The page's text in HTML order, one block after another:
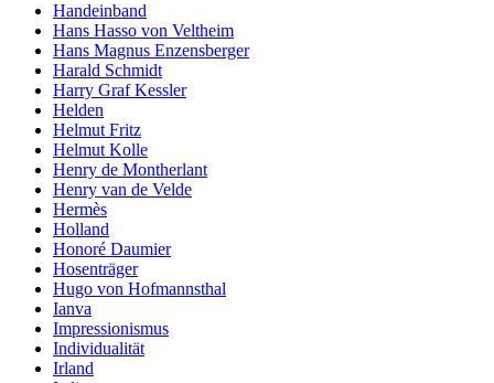
Handeinband
Hans Hasso von Veltheim
Hans Magnus Enzensberger
Harald Schmidt
Harry Graf Kessler
Helden
Helmut Fritz
Helmut Kolle
Henry de Montherlant
Henry van de Velde
Hermès
Holland
Honoré Daumier
Hosenträger
Hugo von Hofmannsthal
Ianva
Impressionismus
Individualität
Irland